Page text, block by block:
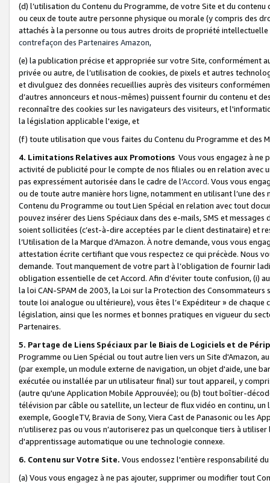
(d) l’utilisation du Contenu du Programme, de votre Site et du
ou ceux de toute autre personne physique ou morale (y compris des
attachés à la personne ou tous autres droits de propriété
contrefaçon des Partenaires Amazon,
(e) la publication précise et appropriée sur votre Site, conformément
privée ou autre, de l’utilisation de cookies, de pixels et autres
et divulguez des données recueillies auprès des visiteurs
d’autres annonceurs et nous-mêmes) puissent fournir du contenu et
reconnaître des cookies sur les navigateurs des visiteurs, et
la législation applicable l'exige, et
(f) toute utilisation que vous faites du Contenu du Programme et des
4. Limitations Relatives aux Promotions Vous vous engagez à ne
activité de publicité pour le compte de nos filiales ou en relation avec
pas expressément autorisée dans le cadre de l’Accord. Vous vous
ou de toute autre manière hors ligne, notamment en utilisant l’une
Contenu du Programme ou tout Lien Spécial en relation avec tout
pouvez insérer des Liens Spéciaux dans des e-mails, SMS et
soient sollicitées (c’est-à-dire acceptées par le client destinataire) et
l’Utilisation de la Marque d’Amazon. À notre demande, vous vous
attestation écrite certifiant que vous respectez ce qui précède. Nous
demande. Tout manquement de votre part à l’obligation de fournir
obligation essentielle de cet Accord. Afin d’éviter toute confusion, (i)
la loi CAN-SPAM de 2003, la Loi sur la Protection des
toute loi analogue ou ultérieure), vous êtes l’« Expéditeur » de
législation, ainsi que les normes et bonnes pratiques en vigueur du
Partenaires.
5. Partage de Liens Spéciaux par le Biais de Logiciels et de
Programme ou Lien Spécial ou tout autre lien vers un Site d'Amazon,
(par exemple, un module externe de navigation, un objet d'aide, une
exécutée ou installée par un utilisateur final) sur tout appareil, y
(autre qu'une Application Mobile Approuvée); ou (b) tout boîtier-
télévision par câble ou satellite, un lecteur de flux vidéo en continu,
exemple, GoogleTV, Bravia de Sony, Viera Cast de Panasonic ou les
n’utiliserez pas ou vous n’autoriserez pas un quelconque tiers à
d'apprentissage automatique ou une technologie connexe.
6. Contenu sur Votre Site. Vous endossez l'entière responsabilité
(a) Vous vous engagez à ne pas ajouter, supprimer ou modifier tout